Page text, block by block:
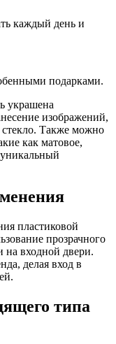
каждый день и
подарками.
украшена
изображений,
стекло. Также можно
как матовое,
уникальный
пластиковой
прозрачного
на входной двери.
делая вход в
типа